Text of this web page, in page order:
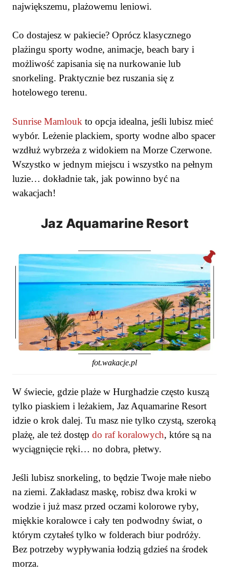
największemu, plażowemu leniowi.
Co dostajesz w pakiecie? Oprócz klasycznego
plażingu sporty wodne, animacje, beach bary i
możliwość zapisania się na nurkowanie lub
snorkeling. Praktycznie bez ruszania się z
hotelowego terenu.
Sunrise Mamlouk to opcja idealna, jeśli lubisz mieć
wybór. Leżenie plackiem, sporty wodne albo spacer
wzdłuż wybrzeża z widokiem na Morze Czerwone.
Wszystko w jednym miejscu i wszystko na pełnym
luzie… dokładnie tak, jak powinno być na
wakacjach!
Jaz Aquamarine Resort
fot.wakacje.pl
W świecie, gdzie plaże w Hurghadzie często kuszą
tylko piaskiem i leżakiem, Jaz Aquamarine Resort
idzie o krok dalej. Tu masz nie tylko czystą, szeroką
plażę, ale też dostęp do raf koralowych, które są na
wyciągnięcie ręki… no dobra, płetwy.
Jeśli lubisz snorkeling, to będzie Twoje małe niebo
na ziemi. Zakładasz maskę, robisz dwa kroki w
wodzie i już masz przed oczami kolorowe ryby,
miękkie koralowce i cały ten podwodny świat, o
którym czytałeś tylko w folderach biur podróży.
Bez potrzeby wypływania łodzią gdzieś na środek
morza.